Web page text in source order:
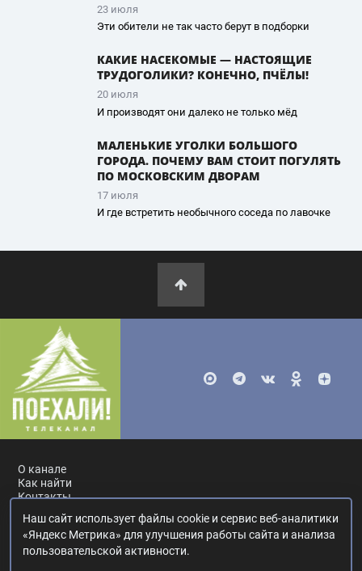
23 июля
Эти обители не так часто берут в подборки
КАКИЕ НАСЕКОМЫЕ — НАСТОЯЩИЕ
ТРУДОГОЛИКИ? КОНЕЧНО, ПЧЁЛЫ!
20 июля
И производят они далеко не только мёд
МАЛЕНЬКИЕ УГОЛКИ БОЛЬШОГО
ГОРОДА. ПОЧЕМУ ВАМ СТОИТ ПОГУЛЯТЬ
ПО МОСКОВСКИМ ДВОРАМ
17 июля
И где встретить необычного соседа по лавочке
О канале
Как найти
Контакты
Россия, Москва, ул. Ак. Королёва, 19.+7 495 617-55-80
Наш сайт использует файлы cookie и сервис веб-аналитики
«Яндекс Метрика» для улучшения работы сайта и анализа
пользовательской активности.